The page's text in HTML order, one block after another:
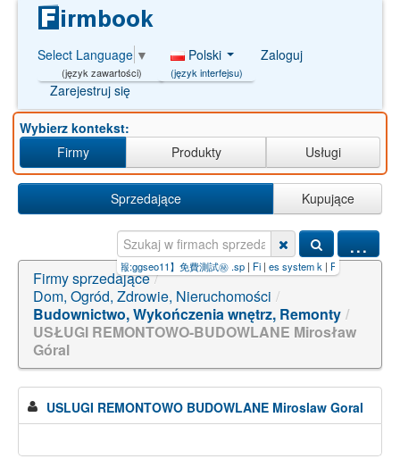
Select Language ▼
(język zawartości)
Polski
(język interfejsu)
Zaloguj
Zarejestruj się
Wybierz kontekst:
Firmy
Produkty Usługi
Sprzedające Kupujące
...
錄【電報:ggseo11】免費測試㊙️ .sp|Fi |es system k| Polbud Partners Sp. z o.o.
Firmy sprzedające /
Dom, Ogród, Zdrowie, Nieruchomości /
Budownictwo, Wykończenia wnętrz, Remonty /
USŁUGI REMONTOWO-BUDOWLANE Mirosław
Góral
USLUGI REMONTOWO BUDOWLANE Miroslaw Goral